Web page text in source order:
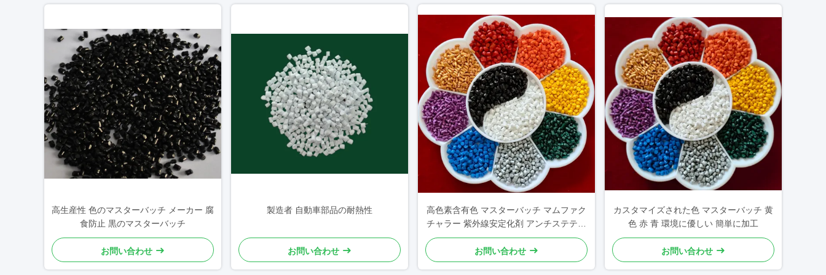
高生産性 色のマスターバッチ メーカー 腐
食防止 黒のマスターバッチ
お問い合わせ
製造者 自動車部品の耐熱性
お問い合わせ
高色素含有色 マスターバッチ マムファク
チャラー 紫外線安定化剤 アンチステティ
ック 調整可能
お問い合わせ
カスタマイズされた色 マスターバッチ 黄
色 赤 青 環境に優しい 簡単に加工
お問い合わせ